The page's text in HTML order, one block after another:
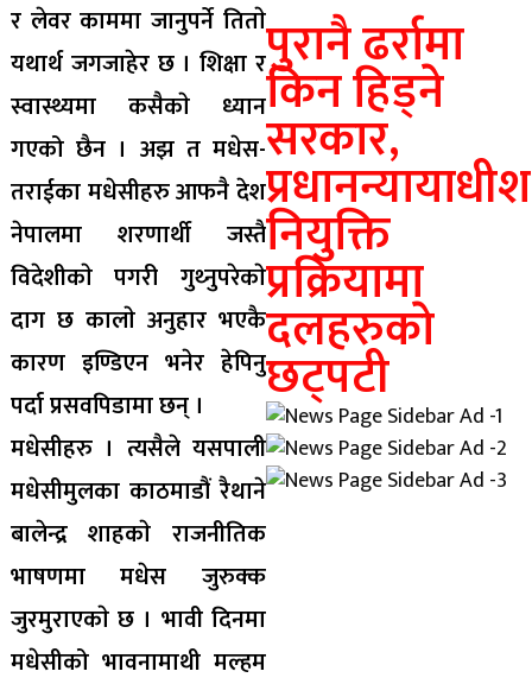
र लेवर काममा जानुपर्ने तिताे
यथार्थ जगजाहेर छ । शिक्षा र
स्वास्थ्यमा कसैकाे ध्यान
गएको छैन । अझ त मधेस-
तराईका मधेसीहरु आफनै देश
नेपालमा शरणार्थी जस्तै
विदेशीकाे पगरी गुथ्नुपरेकाे
दाग छ कालाे अनुहार भएकै
कारण इण्डिएन भनेर हेपिनु
पर्दा प्रसवपिडामा छन् ।
मधेसीहरु । त्यसैले यसपाली
मधेसीमुलका काठमाडौं रैथाने
बालेन्द्र शाहकाे राजनीतिक
भाषणमा मधेस जुरुक्क
जुरमुराएकाे छ । भावी दिनमा
मधेसीको भावनामाथी मल्हम
पुरानै ढर्रामा
किन हिड्ने
सरकार,
प्रधानन्यायाधीश
नियुक्ति
प्रक्रियामा
दलहरुकाे
छट्पटी